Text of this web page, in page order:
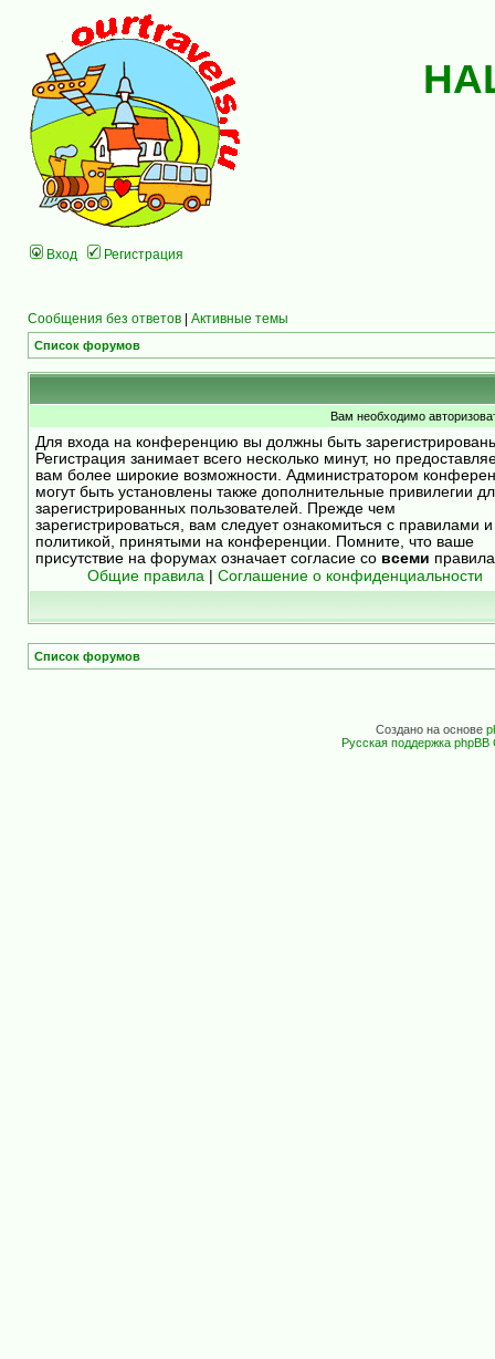
Вход Регистрация
Сообщения без ответов | Активные темы
Список форумов
Вам необходимо
Для входа на конференцию вы должны быть
Регистрация занимает всего несколько минут, но
вам более широкие возможности. Администратором
могут быть установлены также дополнительные привилегии
зарегистрированных пользователей. Прежде чем
зарегистрироваться, вам следует ознакомиться с правилами и
политикой, принятыми на конференции. Помните, что ваше
присутствие на форумах означает согласие со всеми
Общие правила
Соглашение о конфиденциальности
Список форумов
Создано на основе
Русская поддержка phpBB